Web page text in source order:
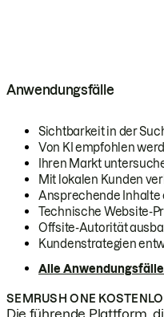
Anwendungsfälle
Sichtbarkeit in der
Von KI empfohlen
Ihren Markt
Mit lokalen Kunden
Ansprechende Inhalte
Technische Website-
Offsite-Autorität
Kundenstrategien
Alle
SEMRUSH ONE
Die führende Plattform,